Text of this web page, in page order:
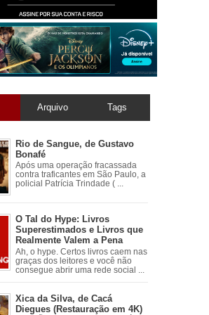
Arquivo Tags
Rio de Sangue, de Gustavo
Bonafé
Após uma operação fracassada
contra traficantes em São Paulo, a
policial Patrícia Trindade ( ...
O Tal do Hype: Livros
Superestimados e Livros que
Realmente Valem a Pena
Ah, o hype. Certos livros caem nas
graças dos leitores e você não
consegue abrir uma rede social ...
Xica da Silva, de Cacá
Diegues (Restauração em 4K)